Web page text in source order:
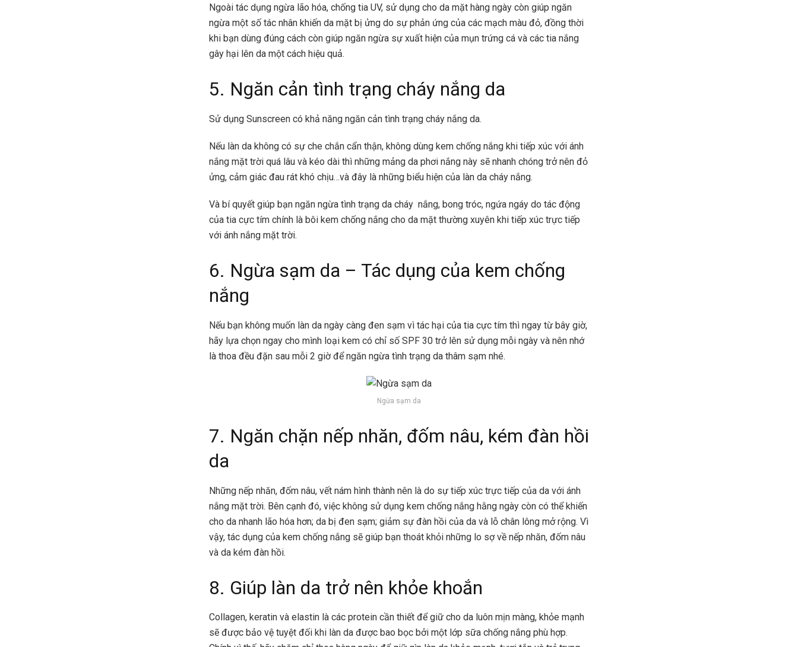
Ngoài tác dụng ngừa lão hóa, chống tia UV, sử dụng cho da mặt hàng ngày còn giúp ngăn
ngừa một số tác nhân khiến da mặt bị ửng do sự phản ứng của các mạch màu đỏ, đồng thời
khi bạn dùng đúng cách còn giúp ngăn ngừa sự xuất hiện của mụn trứng cá và các tia nắng
gây hại lên da một cách hiệu quả.
5. Ngăn cản tình trạng cháy nắng da
Sử dụng Sunscreen có khả năng ngăn cản tình trạng cháy nắng da.
Nếu làn da không có sự che chắn cẩn thận, không dùng kem chống nắng khi tiếp xúc với ánh
nắng mặt trời quá lâu và kéo dài thì những mảng da phơi nắng này sẽ nhanh chóng trở nên đỏ
ửng, cảm giác đau rát khó chịu…và đây là những biểu hiện của làn da cháy nắng.
Và bí quyết giúp bạn ngăn ngừa tình trạng da cháy nắng, bong tróc, ngứa ngáy do tác động
của tia cực tím chính là bôi kem chống nắng cho da mặt thường xuyên khi tiếp xúc trực tiếp
với ánh nắng mặt trời.
6. Ngừa sạm da – Tác dụng của kem chống
nắng
Nếu bạn không muốn làn da ngày càng đen sạm vì tác hại của tia cực tím thì ngay từ bây giờ,
hãy lựa chọn ngay cho mình loại kem có chỉ số SPF 30 trở lên sử dụng mỗi ngày và nên nhớ
là thoa đều đặn sau mỗi 2 giờ để ngăn ngừa tình trạng da thâm sạm nhé.
Ngừa sạm da
7. Ngăn chặn nếp nhăn, đốm nâu, kém đàn hồi
da
Những nếp nhăn, đốm nâu, vết nám hình thành nên là do sự tiếp xúc trực tiếp của da với ánh
nắng mặt trời. Bên cạnh đó, việc không sử dụng kem chống nắng hằng ngày còn có thể khiến
cho da nhanh lão hóa hơn; da bị đen sạm; giảm sự đàn hồi của da và lỗ chân lông mở rộng. Vì
vậy, tác dụng của kem chống nắng sẽ giúp bạn thoát khỏi những lo sợ về nếp nhăn, đốm nâu
và da kém đàn hồi.
8. Giúp làn da trở nên khỏe khoắn
Collagen, keratin và elastin là các protein cần thiết để giữ cho da luôn mịn màng, khỏe mạnh
sẽ được bảo vệ tuyệt đối khi làn da được bao bọc bởi một lớp sữa chống nắng phù hợp.